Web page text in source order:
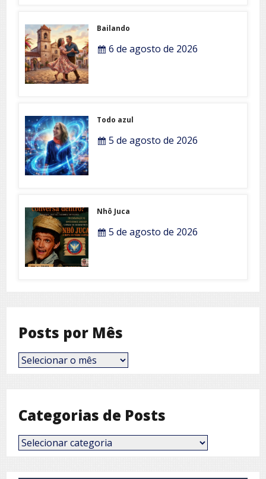
Bailando
6 de agosto de 2026
Todo azul
5 de agosto de 2026
Nhô Juca
5 de agosto de 2026
Posts por Mês
Posts
por
Categorias de Posts
Categorias
de